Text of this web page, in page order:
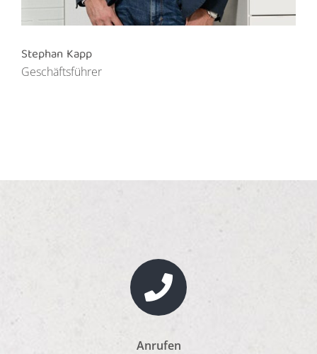
Stephan Kapp
Geschäftsführer
Anrufen